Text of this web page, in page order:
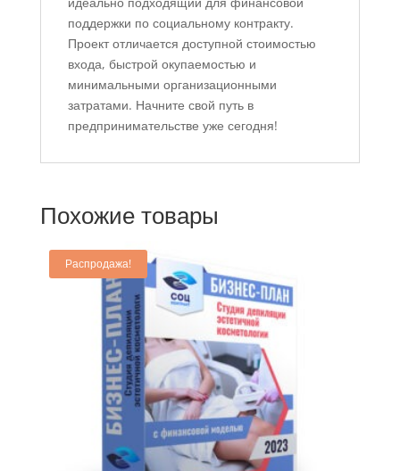
поддержки по социальному контракту.
Проект отличается доступной стоимостью
входа, быстрой окупаемостью и
минимальными организационными
затратами. Начните свой путь в
предпринимательстве уже сегодня!
Похожие товары
Распродажа!